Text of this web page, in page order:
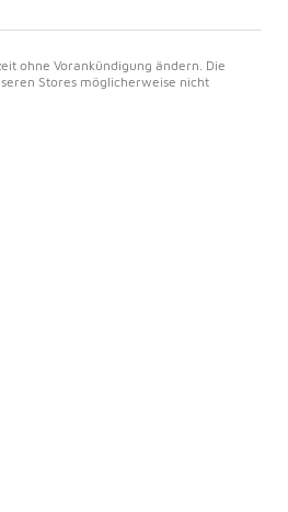
ohne Vorankündigung ändern. Die
Stores möglicherweise nicht